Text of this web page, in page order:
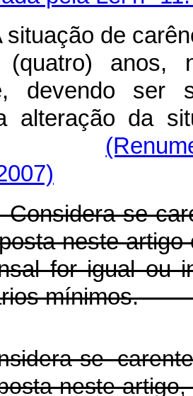
de
anos,
devendo ser
alteração da
se
neste
for igual ou
se
neste